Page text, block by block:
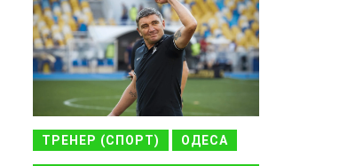
ТРЕНЕР (СПОРТ) ОДЕСА